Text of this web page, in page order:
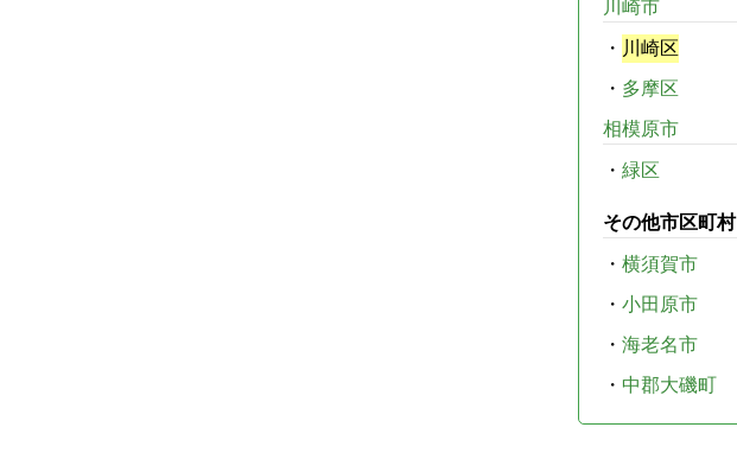
川崎市
・ 川崎区
・ 多摩区
相模原市
・ 緑区
その他市区町村
・ 横須賀市
・ 小田原市
・ 海老名市
・ 中郡大磯町